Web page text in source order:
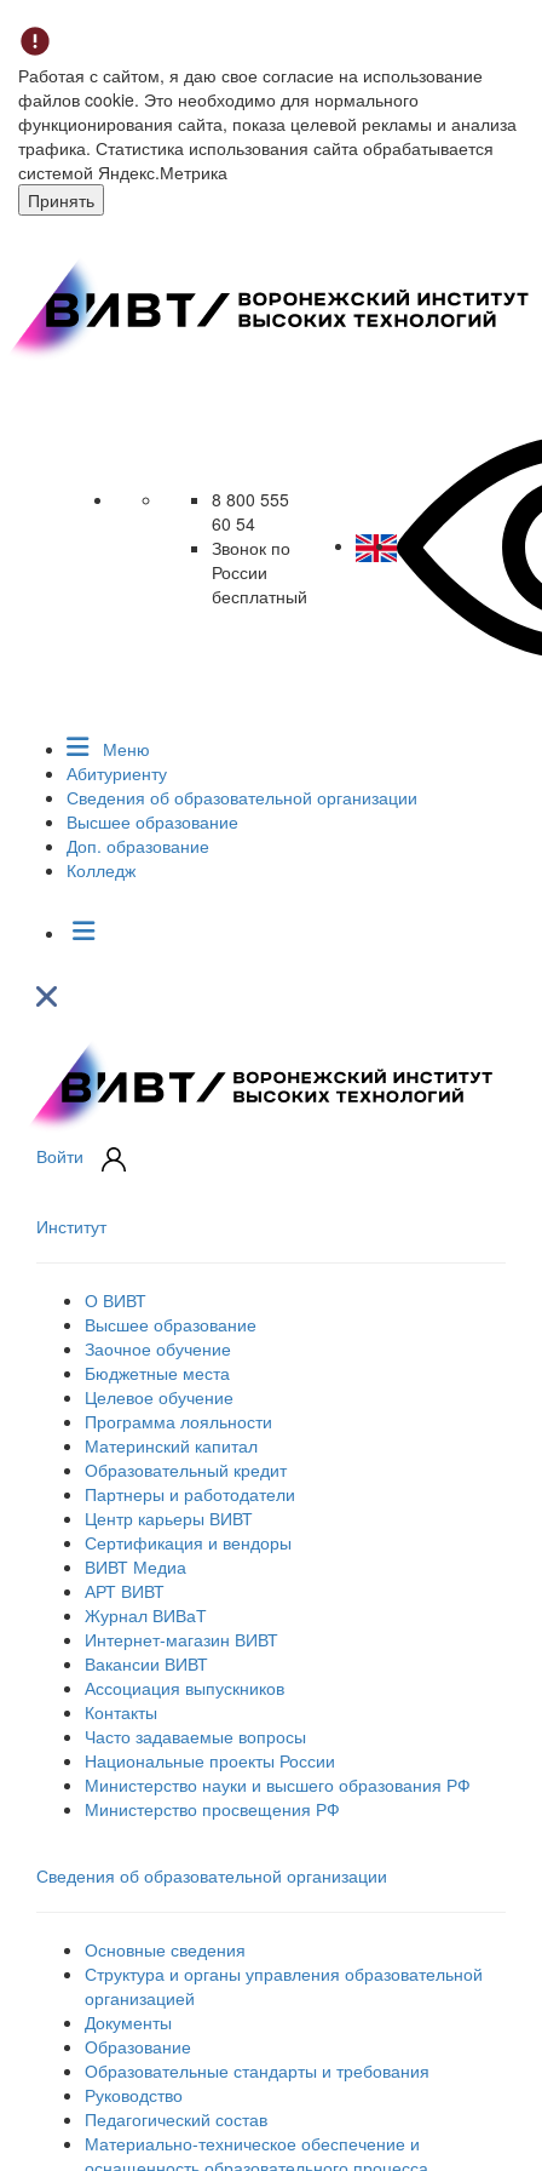
Работая с сайтом, я даю свое согласие на использование
файлов cookie. Это необходимо для нормального
функционирования сайта, показа целевой рекламы и анализа
трафика. Статистика использования сайта обрабатывается
системой Яндекс.Метрика
Принять
8 800 555
60 54
Звонок по
России
бесплатный
Меню
Абитуриенту
Сведения об образовательной организации
Высшее образование
Доп. образование
Колледж
Войти
Институт
О ВИВТ
Высшее образование
Заочное обучение
Бюджетные места
Целевое обучение
Программа лояльности
Материнский капитал
Образовательный кредит
Партнеры и работодатели
Центр карьеры ВИВТ
Сертификация и вендоры
ВИВТ Медиа
АРТ ВИВТ
Журнал ВИВаТ
Интернет-магазин ВИВТ
Вакансии ВИВТ
Ассоциация выпускников
Контакты
Часто задаваемые вопросы
Национальные проекты России
Министерство науки и высшего образования РФ
Министерство просвещения РФ
Сведения об образовательной организации
Основные сведения
Структура и органы управления образовательной
организацией
Документы
Образование
Образовательные стандарты и требования
Руководство
Педагогический состав
Материально-техническое обеспечение и